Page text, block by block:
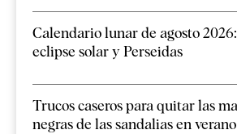
Calendario lunar de agosto
eclipse solar y Perseidas
Trucos caseros para quitar las
negras de las sandalias en verano